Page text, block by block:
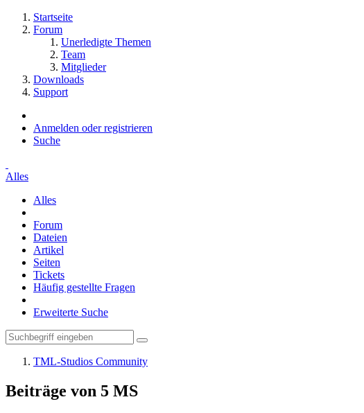
Startseite
Forum
Unerledigte Themen
Team
Mitglieder
Downloads
Support
Anmelden oder registrieren
Suche
Alles
Alles
Forum
Dateien
Artikel
Seiten
Tickets
Häufig gestellte Fragen
Erweiterte Suche
TML-Studios Community
Beiträge von 5 MS